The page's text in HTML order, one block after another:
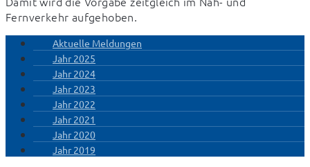
Fernverkehr aufgehoben.
Aktuelle Meldungen
Jahr 2025
Jahr 2024
Jahr 2023
Jahr 2022
Jahr 2021
Jahr 2020
Jahr 2019